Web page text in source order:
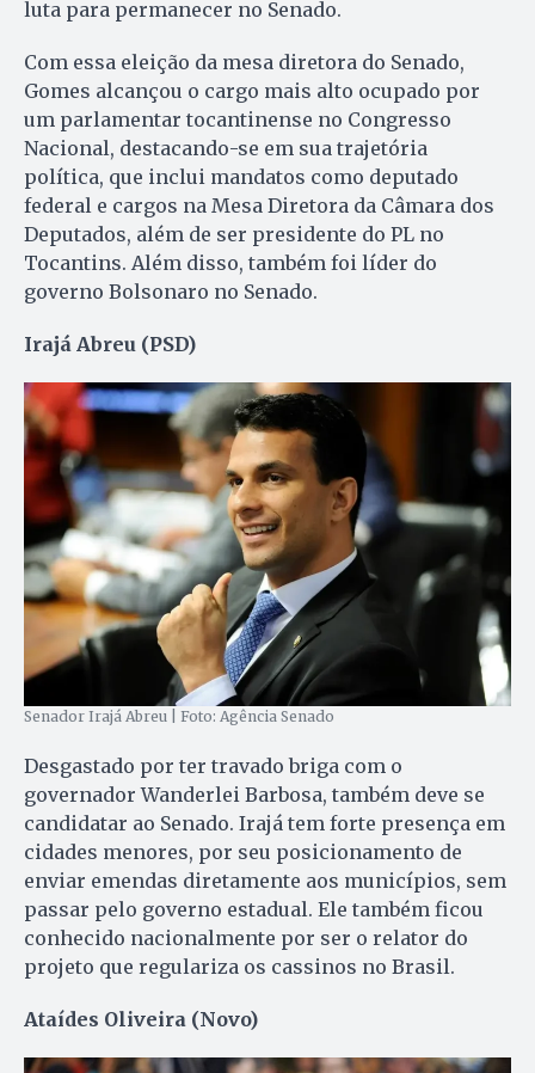
luta para permanecer no Senado.
Com essa eleição da mesa diretora do Senado,
Gomes alcançou o cargo mais alto ocupado por
um parlamentar tocantinense no Congresso
Nacional, destacando-se em sua trajetória
política, que inclui mandatos como deputado
federal e cargos na Mesa Diretora da Câmara dos
Deputados, além de ser presidente do PL no
Tocantins. Além disso, também foi líder do
governo Bolsonaro no Senado.
Irajá Abreu (PSD)
Senador Irajá Abreu | Foto: Agência Senado
Desgastado por ter travado briga com o
governador Wanderlei Barbosa, também deve se
candidatar ao Senado. Irajá tem forte presença em
cidades menores, por seu posicionamento de
enviar emendas diretamente aos municípios, sem
passar pelo governo estadual. Ele também ficou
conhecido nacionalmente por ser o relator do
projeto que regulariza os cassinos no Brasil.
Ataídes Oliveira (Novo)